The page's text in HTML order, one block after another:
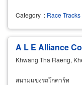
Category : Race Tracks
A L E Alliance
Khwang Tha Raeng,
สนามแข่งรถโกคาร์ท